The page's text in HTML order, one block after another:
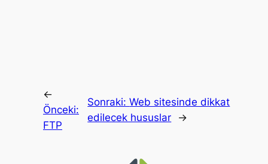
←
Önceki:
FTP
Sonraki:Web sitesinde dikkat
edilecek hususlar
→